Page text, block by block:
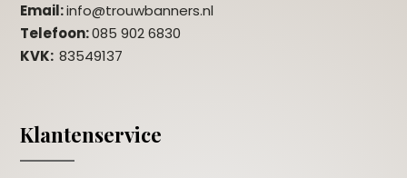
Email:info@trouwbanners.nl
Telefoon:085 902 6830
KVK:83549137
Klantenservice